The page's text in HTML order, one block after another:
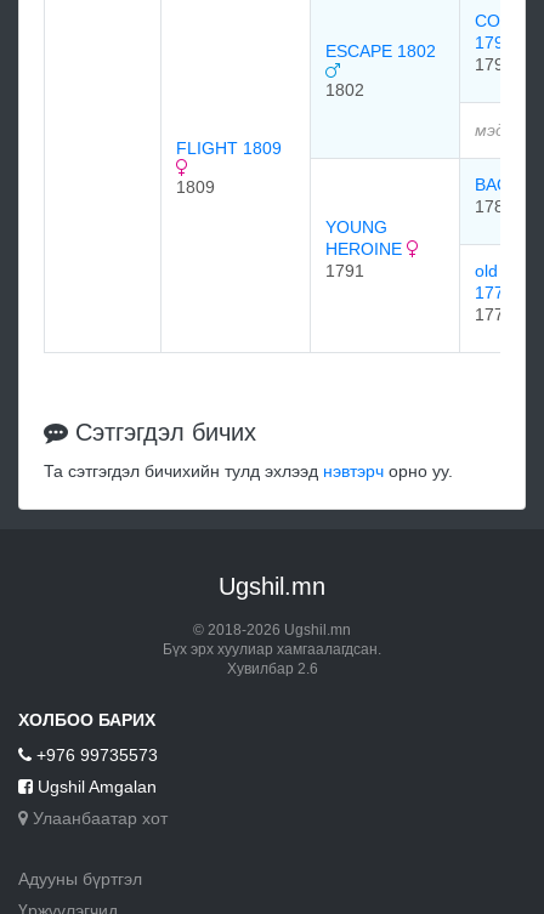
FLIGHT 1809
1809
ESCAPE 1802
1802
1793
1793
YOUNG
HEROINE
1791
BAGOT
1780
old
1775
1775
Сэтгэгдэл бичих
Та сэтгэгдэл бичихийн тулд эхлээд нэвтэрч орно уу.
Ugshil.mn
© 2018-2026 Ugshil.mn
Бүх эрх хуулиар хамгаалагдсан.
Хувилбар 2.6
ХОЛБОО БАРИХ
+976 99735573
Ugshil Amgalan
Улаанбаатар хот
Адууны бүртгэл
Үржүүлэгчид